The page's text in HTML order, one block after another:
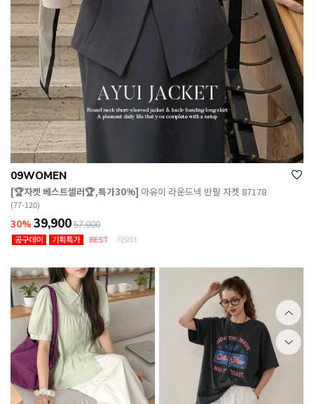
09WOMEN
[🏆자켓 베스트셀러🏆,특가30%] 아유이 라운드넥 반팔 자켓 87178
(77-120)
30% 39,900 57,000